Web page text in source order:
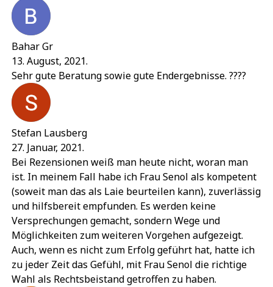
Bahar Gr
13. August, 2021.
Sehr gute Beratung sowie gute Endergebnisse. ????
Stefan Lausberg
27. Januar, 2021.
Bei Rezensionen weiß man heute nicht, woran man
ist. In meinem Fall habe ich Frau Senol als kompetent
(soweit man das als Laie beurteilen kann), zuverlässig
und hilfsbereit empfunden. Es werden keine
Versprechungen gemacht, sondern Wege und
Möglichkeiten zum weiteren Vorgehen aufgezeigt.
Auch, wenn es nicht zum Erfolg geführt hat, hatte ich
zu jeder Zeit das Gefühl, mit Frau Senol die richtige
Wahl als Rechtsbeistand getroffen zu haben.